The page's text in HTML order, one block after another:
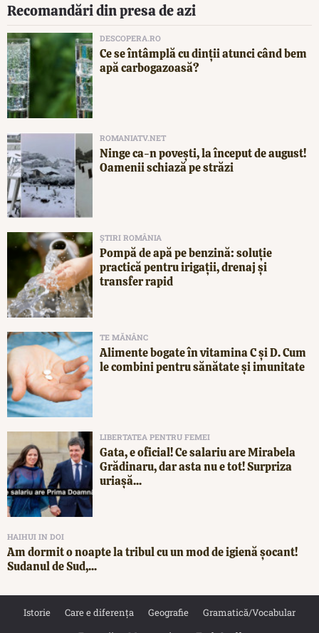
Recomandări din presa de azi
DESCOPERA.RO
Ce se întâmplă cu dinții atunci când bem
apă carbogazoasă?
ROMANIATV.NET
Ninge ca-n povești, la început de august!
Oamenii schiază pe străzi
ȘTIRI ROMÂNIA
Pompă de apă pe benzină: soluție
practică pentru irigații, drenaj și
transfer rapid
TE MĂNÂNC
Alimente bogate în vitamina C și D. Cum
le combini pentru sănătate și imunitate
LIBERTATEA PENTRU FEMEI
Gata, e oficial! Ce salariu are Mirabela
Grădinaru, dar asta nu e tot! Surpriza
uriașă...
HAIHUI IN DOI
Am dormit o noapte la tribul cu un mod de igienă șocant!
Sudanul de Sud,...
Istorie Care e diferența Geografie
Gramatică/Vocabular